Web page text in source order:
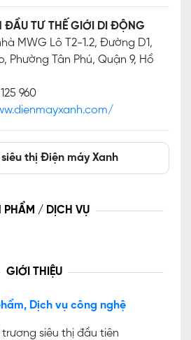
ĐẦU TƯ THẾ GIỚI DI ĐỘNG
MWG Lô T2-1.2, Đường D1,
Phường Tân Phú, Quận 9, Hồ
960
thị Điện máy Xanh
PHẨM / DỊCH VỤ
GIỚI THIỆU
Dịch vụ công nghệ
siêu thị đầu tiên